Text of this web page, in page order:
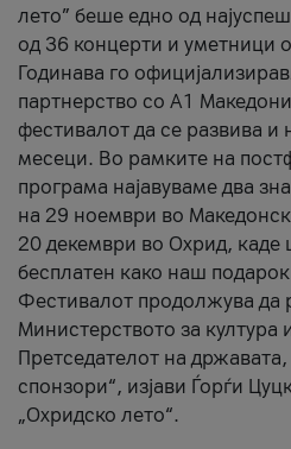
лето” беше едно од
од 36 концерти и уметници
Годинава го
партнерство со А1
фестивалот да се развива и
месеци. Во рамките на
програма најавуваме два
на 29 ноември во
20 декември во Охрид, каде
бесплатен како наш
Фестивалот продолжува да
Министерството за култура
Претседателот на
спонзори“, изјави Ѓорѓи
„Охридско лето“.